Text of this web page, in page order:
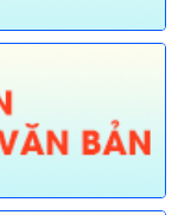
tỉnh thực hiện
chính được sửa
và thông tin điện
hóa, Thể thao và